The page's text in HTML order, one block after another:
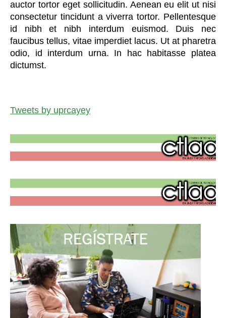
auctor tortor eget sollicitudin. Aenean eu elit ut nisi
consectetur tincidunt a viverra tortor. Pellentesque
id nibh et nibh interdum euismod. Duis nec
faucibus tellus, vitae imperdiet lacus. Ut at pharetra
odio, id interdum urna. In hac habitasse platea
dictumst.
Tweets by uprcayey